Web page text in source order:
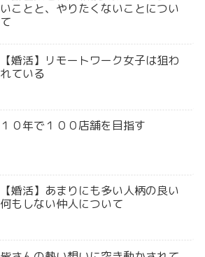
いことと、やりたくないことについ
て
【婚活】リモートワーク女子は狙わ
れている
１０年で１００店舗を目指す
【婚活】あまりにも多い人柄の良い
何もしない仲人について